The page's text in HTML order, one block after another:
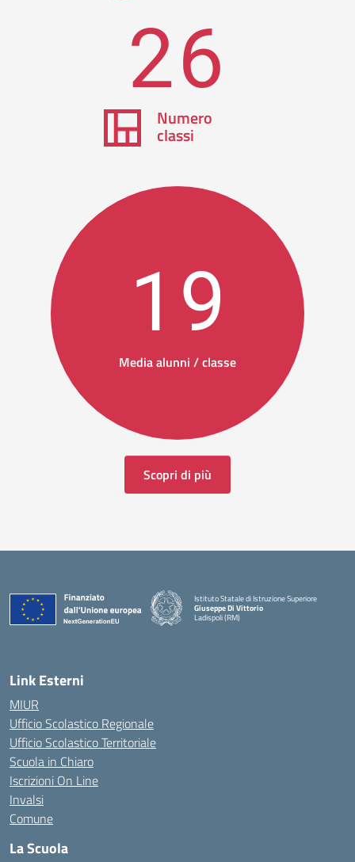
26
Numero
classi
19
Media alunni / classe
Scopri di più
Istituto Statale di Istruzione Superiore
Giuseppe Di Vittorio
Ladispoli (RM)
Link Esterni
MIUR
Ufficio Scolastico Regionale
Ufficio Scolastico Territoriale
Scuola in Chiaro
Iscrizioni On Line
Invalsi
Comune
La Scuola